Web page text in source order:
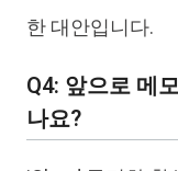
한 대안입니다.
Q4: 앞으로 메
나요?